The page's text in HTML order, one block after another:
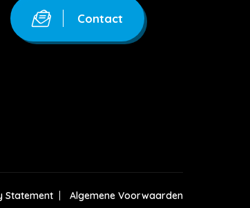
Contact
Statement Algemene Voorwaarden